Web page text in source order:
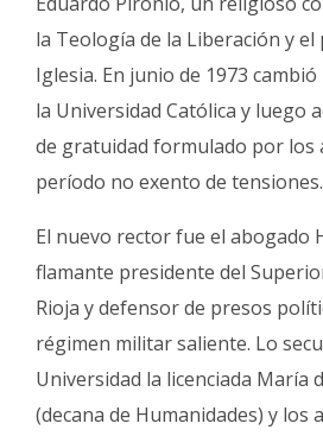
la Teología de la Liberación y el
Iglesia. En junio de 1973
la Universidad Católica y luego
de gratuidad formulado por los
período no exento de tensiones.
El nuevo rector fue el abogado
flamante presidente del
Rioja y defensor de presos
régimen militar saliente. Lo
Universidad la licenciada María
(decana de Humanidades) y los